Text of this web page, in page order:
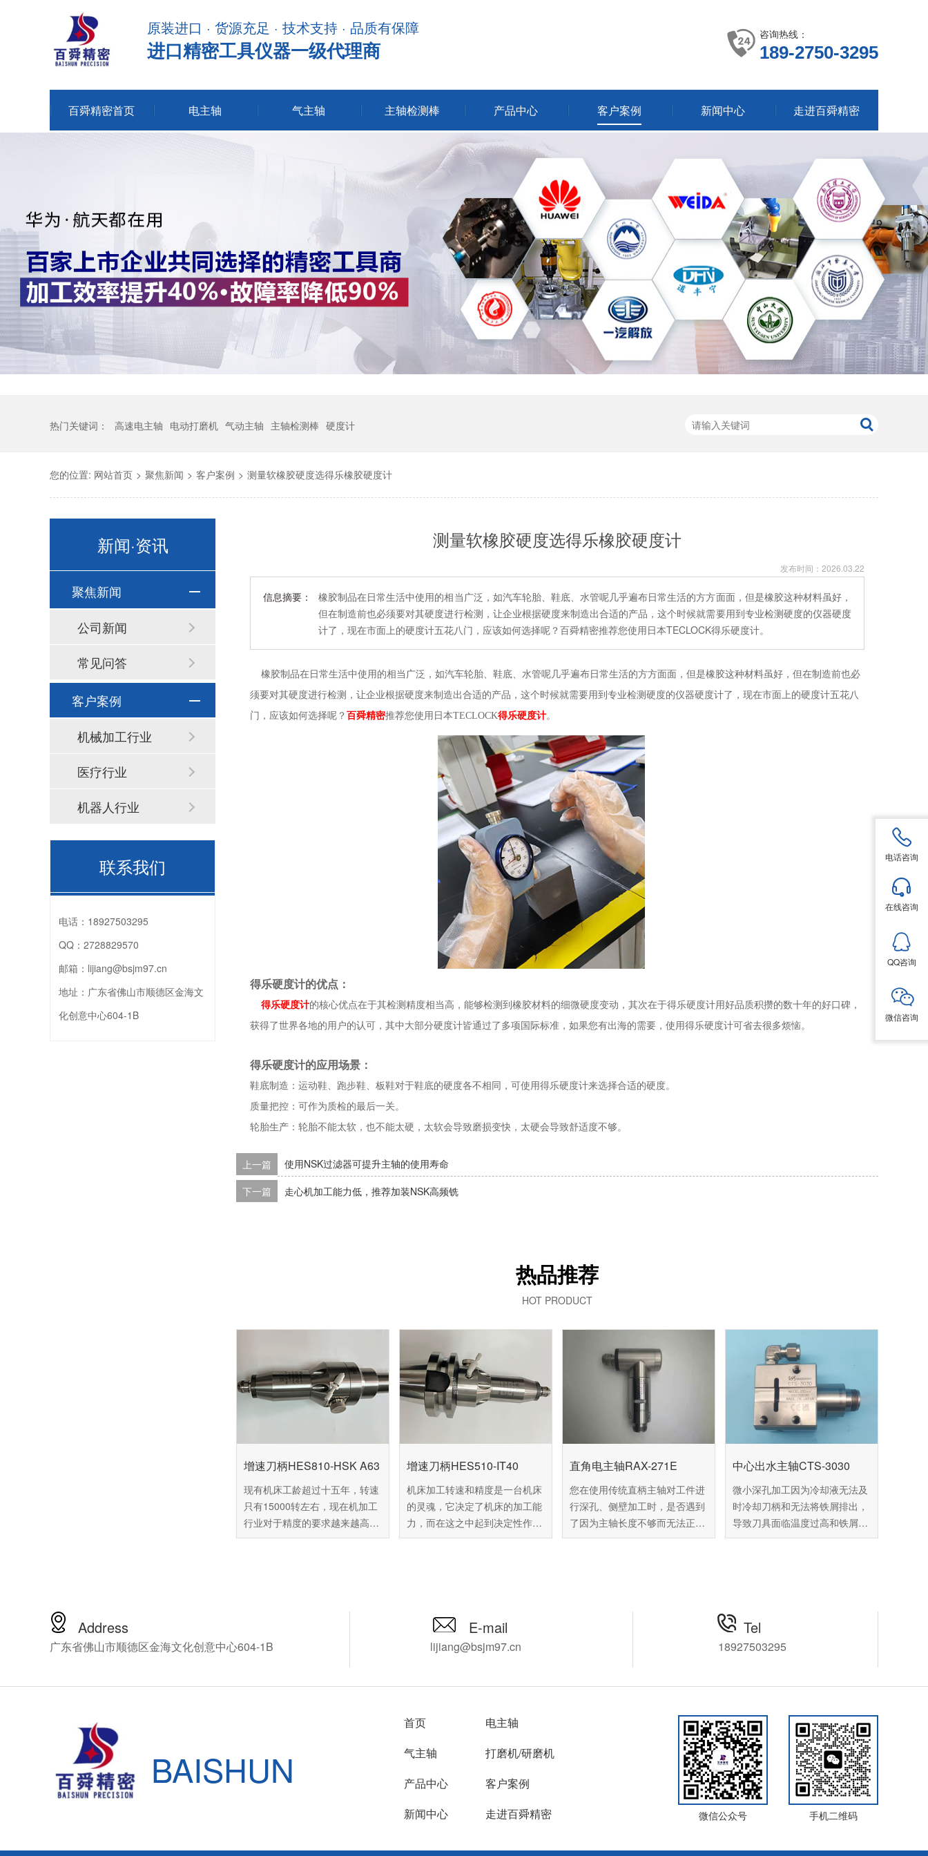
原装进口 · 货源充足 · 技术支持 · 品质有保障
进口精密工具仪器一级代理商
咨询热线：
189-2750-3295
百舜精密首页 电主轴 气主轴 主轴检测棒 产品中心 客户案例 新闻中心 走进百舜精密
热门关键词： 高速电主轴 电动打磨机 气动主轴 主轴检测棒 硬度计
您的位置: 网站首页 > 聚焦新闻 > 客户案例 > 测量软橡胶硬度选得乐橡胶硬度计
测量软橡胶硬度选得乐橡胶硬度计
发布时间： 2026.03.22
信息摘要：
橡胶制品在日常生活中使用的相当广泛，如汽车轮胎、鞋底、水管呢几乎遍布日常生活的方方面面，但是橡胶这种材料虽好，
但在制造前也必须要对其硬度进行检测，让企业根据硬度来制造出合适的产品，这个时候就需要用到专业检测硬度的仪器硬度
计了，现在市面上的硬度计五花八门，应该如何选择呢？百舜精密推荐您使用日本TECLOCK得乐硬度计。
橡胶制品在日常生活中使用的相当广泛，如汽车轮胎、鞋底、水管呢几乎遍布日常生活的方方面面，但是橡胶这种材料虽好，但在制造前也必
须要对其硬度进行检测，让企业根据硬度来制造出合适的产品，这个时候就需要用到专业检测硬度的仪器硬度计了，现在市面上的硬度计五花八
门，应该如何选择呢？ 百舜精密推荐您使用日本TECLOCK得乐硬度计。
得乐硬度计的优点：
得乐硬度计的核心优点在于其检测精度相当高，能够检测到橡胶材料的细微硬度变动，其次在于得乐硬度计用好品质积攒的数十年的好口碑，
获得了世界各地的用户的认可，其中大部分硬度计皆通过了多项国际标准，如果您有出海的需要，使用得乐硬度计可省去很多烦恼。
得乐硬度计的应用场景：
鞋底制造：运动鞋、跑步鞋、板鞋对于鞋底的硬度各不相同，可使用得乐硬度计来选择合适的硬度。
质量把控：可作为质检的最后一关。
轮胎生产：轮胎不能太软，也不能太硬，太软会导致磨损变快，太硬会导致舒适度不够。
上一篇
使用NSK过滤器可提升主轴的使用寿命
下一篇
走心机加工能力低，推荐加装NSK高频铣
热品推荐
HOT PRODUCT
增速刀柄HES810-HSK A63
现有机床工龄超过十五年，转速
只有15000转左右，现在机加工
行业对于精度的要求越来越高，
这台机床已经难以达到用户的标
NSK的CNC加工中心增速刀柄
HES810-HSK A63，下面为您详
细介绍这款产品。
增速刀柄HES510-IT40
机床加工转速和精度是一台机床
的灵魂，它决定了机床的加工能
力，而在这之中起到决定性作用
的是主轴。传统主轴体积大、转
IT40，只需要加装这款主轴即刻
转速，是目前中小企业提升主轴
直角电主轴RAX-271E
您在使用传统直柄主轴对工件进
行深孔、侧壁加工时，是否遇到
了因为主轴长度不够而无法正常
加工的情况？针对这种现象，百
中心出水主轴CTS-3030
微小深孔加工因为冷却液无法及
时冷却刀柄和无法将铁屑排出，
导致刀具面临温度过高和铁屑缠
绕的现象，影响刀具的使用寿命
轴CTS-3030，采用主轴中心喷
时时刻刻处于冷却液的保护中，
详细介绍。
新闻·资讯
聚焦新闻
公司新闻
常见问答
客户案例
机械加工行业
医疗行业
机器人行业
联系我们
电话： 18927503295
QQ： 2728829570
邮箱： lijiang@bsjm97.cn
地址： 广东省佛山市顺德区金海文
化创意中心604-1B
Address
广东省佛山市顺德区金海文化创意中心604-1B
E-mail
lijiang@bsjm97.cn
Tel
18927503295
BAISHUN
首页
电主轴
气主轴
打磨机/研磨机
产品中心
客户案例
新闻中心
走进百舜精密
微信公众号 手机二维码
电话咨询
在线咨询
QQ咨询
微信咨询